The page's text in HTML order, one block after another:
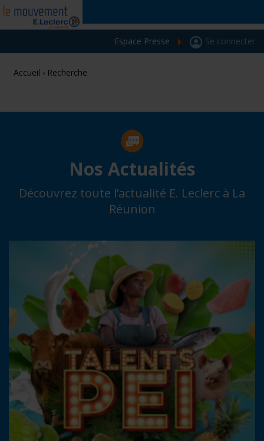
Espace Presse Se connecter
Accueil › Recherche
Nos Actualités
Découvrez toute l’actualité E. Leclerc à La
Réunion